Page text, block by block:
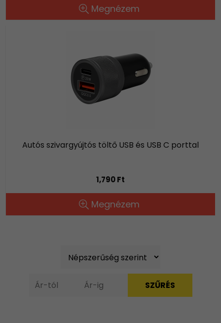
Megnézem
Autós szivargyújtós töltő USB és USB C porttal
1,790 Ft
Megnézem